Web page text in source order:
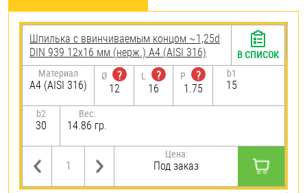
Шпилька c ввинчиваемым концом ~1,25d
DIN 939 12х16 мм (нерж.) A4 (AISI 316)
Материал
A4 (AISI 316)
Ø
?
12
L
?
16
P
?
1.75
b1
15
b2
30
Вес:
14.86 гр.
Цена:
Под заказ
В СПИСОК